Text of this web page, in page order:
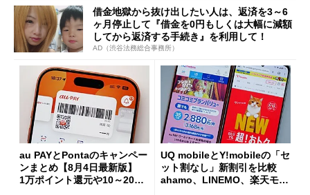
借金地獄から抜け出したい人は、返済を3～6
ヶ月停止して『借金を0円もしくは大幅に減額
してから返済する手続き』を利用して！
AD（渋谷法務総合事務所）
au PAYとPontaのキャンペー
ンまとめ【8月4日最新版】
1万ポイント還元や10～20％
UQ mobileとY!mobileの「セ
ット割なし」新割引を比較
ahamo、LINEMO、楽天モバ